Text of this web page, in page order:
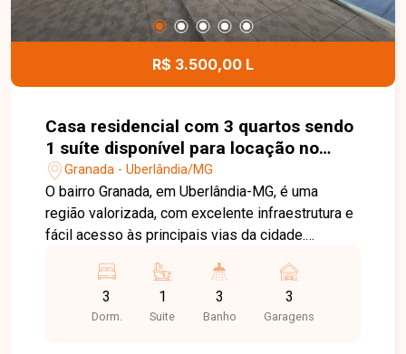
salão de festas e portaria 24 horas, garantindo
mais comodidade e bem-estar para toda a
agende sua visita. Nossa equipe está pronta para
ajudar você a encontrar o lar ideal.
R$ 3.500,00 L
Casa residencial com 3 quartos sendo
1 suíte disponível para locação no
bairro Granada em Uberlândia-MG
Granada - Uberlândia/MG
O bairro Granada, em Uberlândia-MG, é uma
região valorizada, com excelente infraestrutura e
fácil acesso às principais vias da cidade.
escolas, farmácias e diversos comércios,
oferece praticidade, conforto e qualidade de vida
para toda a família. Casa composta por sala em
3
Dorm.
1
Suite
3
Banho
3
Garagens